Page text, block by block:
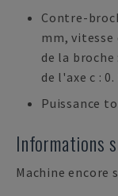
Contre-
mm, vitesse
de la
de l'axe c : 0.
Puissance
Informations
Machine encore